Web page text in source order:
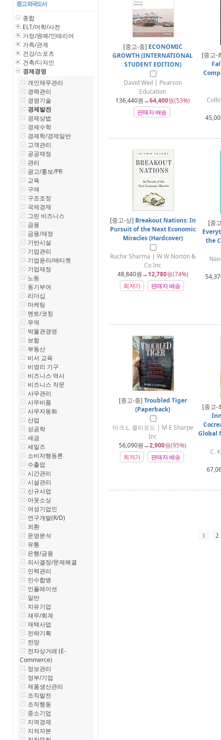
중고 외국도서
종합
ELT/어학/사전
가정/원예/인테리어
가족/관계
건강/스포츠
건축/디자인
경제경영
개인재무관리
경력관리
경영기술
경제발전
경제상법
경제수학
경제학/경제일반
고객관리
공공재정
관리
광고/홍보/PR
교육
구매
구조조정
국제경제
그린 비즈니스
금융
금융/재정
기반시설
기업관리
기업윤리/에티켓
기업재정
노동
동기부여
리더십
마케팅
멘토/코칭
무역
박물관경영
보험
부동산
비서 교육
비영리 기구
비즈니스 역사
비즈니스 작문
사무관리
사무비품
사무자동화
산업
성공학
세금
세일즈
소비자행동론
수출업
시간관리
시설관리
신규사업
아웃소싱
여성기업인
연구개발(R/D)
외환
운영분석
유통
은행/금융
의사결정/문제해결
인력관리
인수합병
인플레이션
일반
자유기업
재무/회계
재택사업
전략기획
전망
전자상거래 (E-
Commerce)
정보관리
정부/기업
제품생산관리
조직발전
조직행동
중소기업
지역경제
지적자본
[중고-중] ECONOMIC
GROWTH (INTERNATIONAL
STUDENT EDITION)
David Weil | Pearson
Education
136,440원→64,400원(53%)
판매자 배송
[중고-
[중고-상] Breakout Nations: In
Pursuit of the Next Economic
Miracles (Hardcover)
Ruchir Sharma | W W Norton &
Co Inc
48,840원→12,780원(74%)
최저가
판매자 배송
[중
the
[중고-중] Troubled Tiger
(Paperback)
마크 L. 클리포드 | M E Sharpe
Inc
56,090원→2,900원(95%)
최저가
판매자 배송
[중고-
Global
C.
1 2